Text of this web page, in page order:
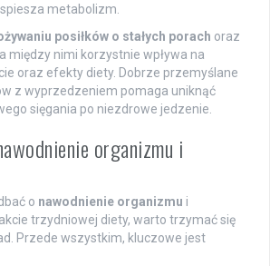
metabolizm.
posiłków o stałych porach oraz
między nimi korzystnie wpływa na
oraz efekty diety. Dobrze przemyślane
z wyprzedzeniem pomaga uniknąć
sięgania po niezdrowe jedzenie.
organizmu i
o nawodnienie organizmu i
trzydniowej diety, warto trzymać się
Przede wszystkim, kluczowe jest